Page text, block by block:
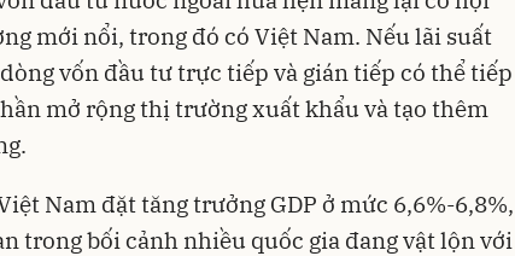
mới nổi, trong đó có Việt Nam. Nếu lãi suất
vốn đầu tư trực tiếp và gián tiếp có thể tiếp
mở rộng thị trường xuất khẩu và tạo thêm
Nam đặt tăng trưởng GDP ở mức 6,6%-6,8%,
trong bối cảnh nhiều quốc gia đang vật lộn với